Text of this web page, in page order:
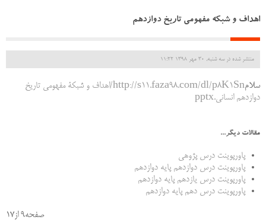
اهداف و شبکه مفهومی تاریخ دوازدهم
منتشر شده در سه شنبه, 30 مهر 1398 11:22
سلام
http://s11.faza98.com/dl/p8K1Sn/اهداف و شبكة مفهومي تاریخ
دوازدهم انسانی.pptx
مقالات دیگر...
پاورپوینت درس پژوهی
پاورپوینت درس دوازدهم پایه دوازدهم
پاورپوینت درس یازدهم پایه دوازدهم
پاورپوینت درس دهم پایه دوازدهم
صفحه9 از17